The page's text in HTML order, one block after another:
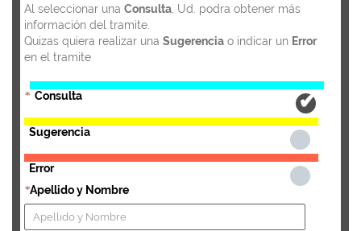
Al seleccionar una Consulta , Ud. podra obtener más
información del tramite.
Quizas quiera realizar una Sugerencia o indicar un Error
en el tramite
* Consulta
Sugerencia
Error
*Apellido y Nombre